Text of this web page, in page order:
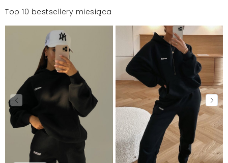
Top 10 bestsellery miesiąca